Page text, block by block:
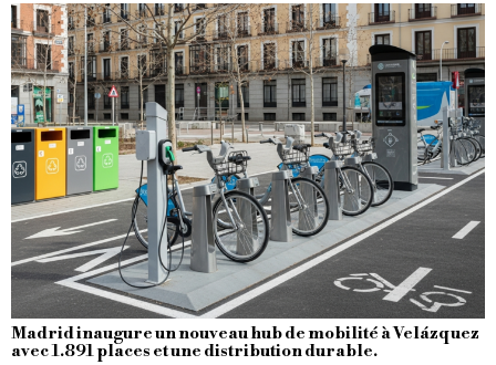
Madrid inaugure un nouveau hub de mobilité à Velázquez
avec 1.891 places et une distribution durable.